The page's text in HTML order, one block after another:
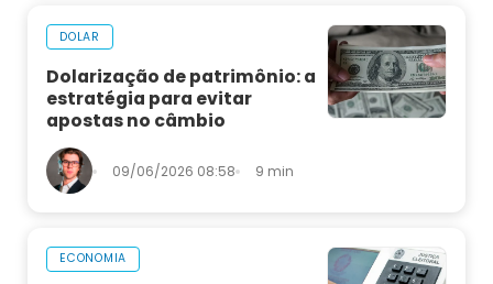
DOLAR
Dolarização de patrimônio: a
estratégia para evitar
apostas no câmbio
09/06/2026 08:58 9 min
ECONOMIA